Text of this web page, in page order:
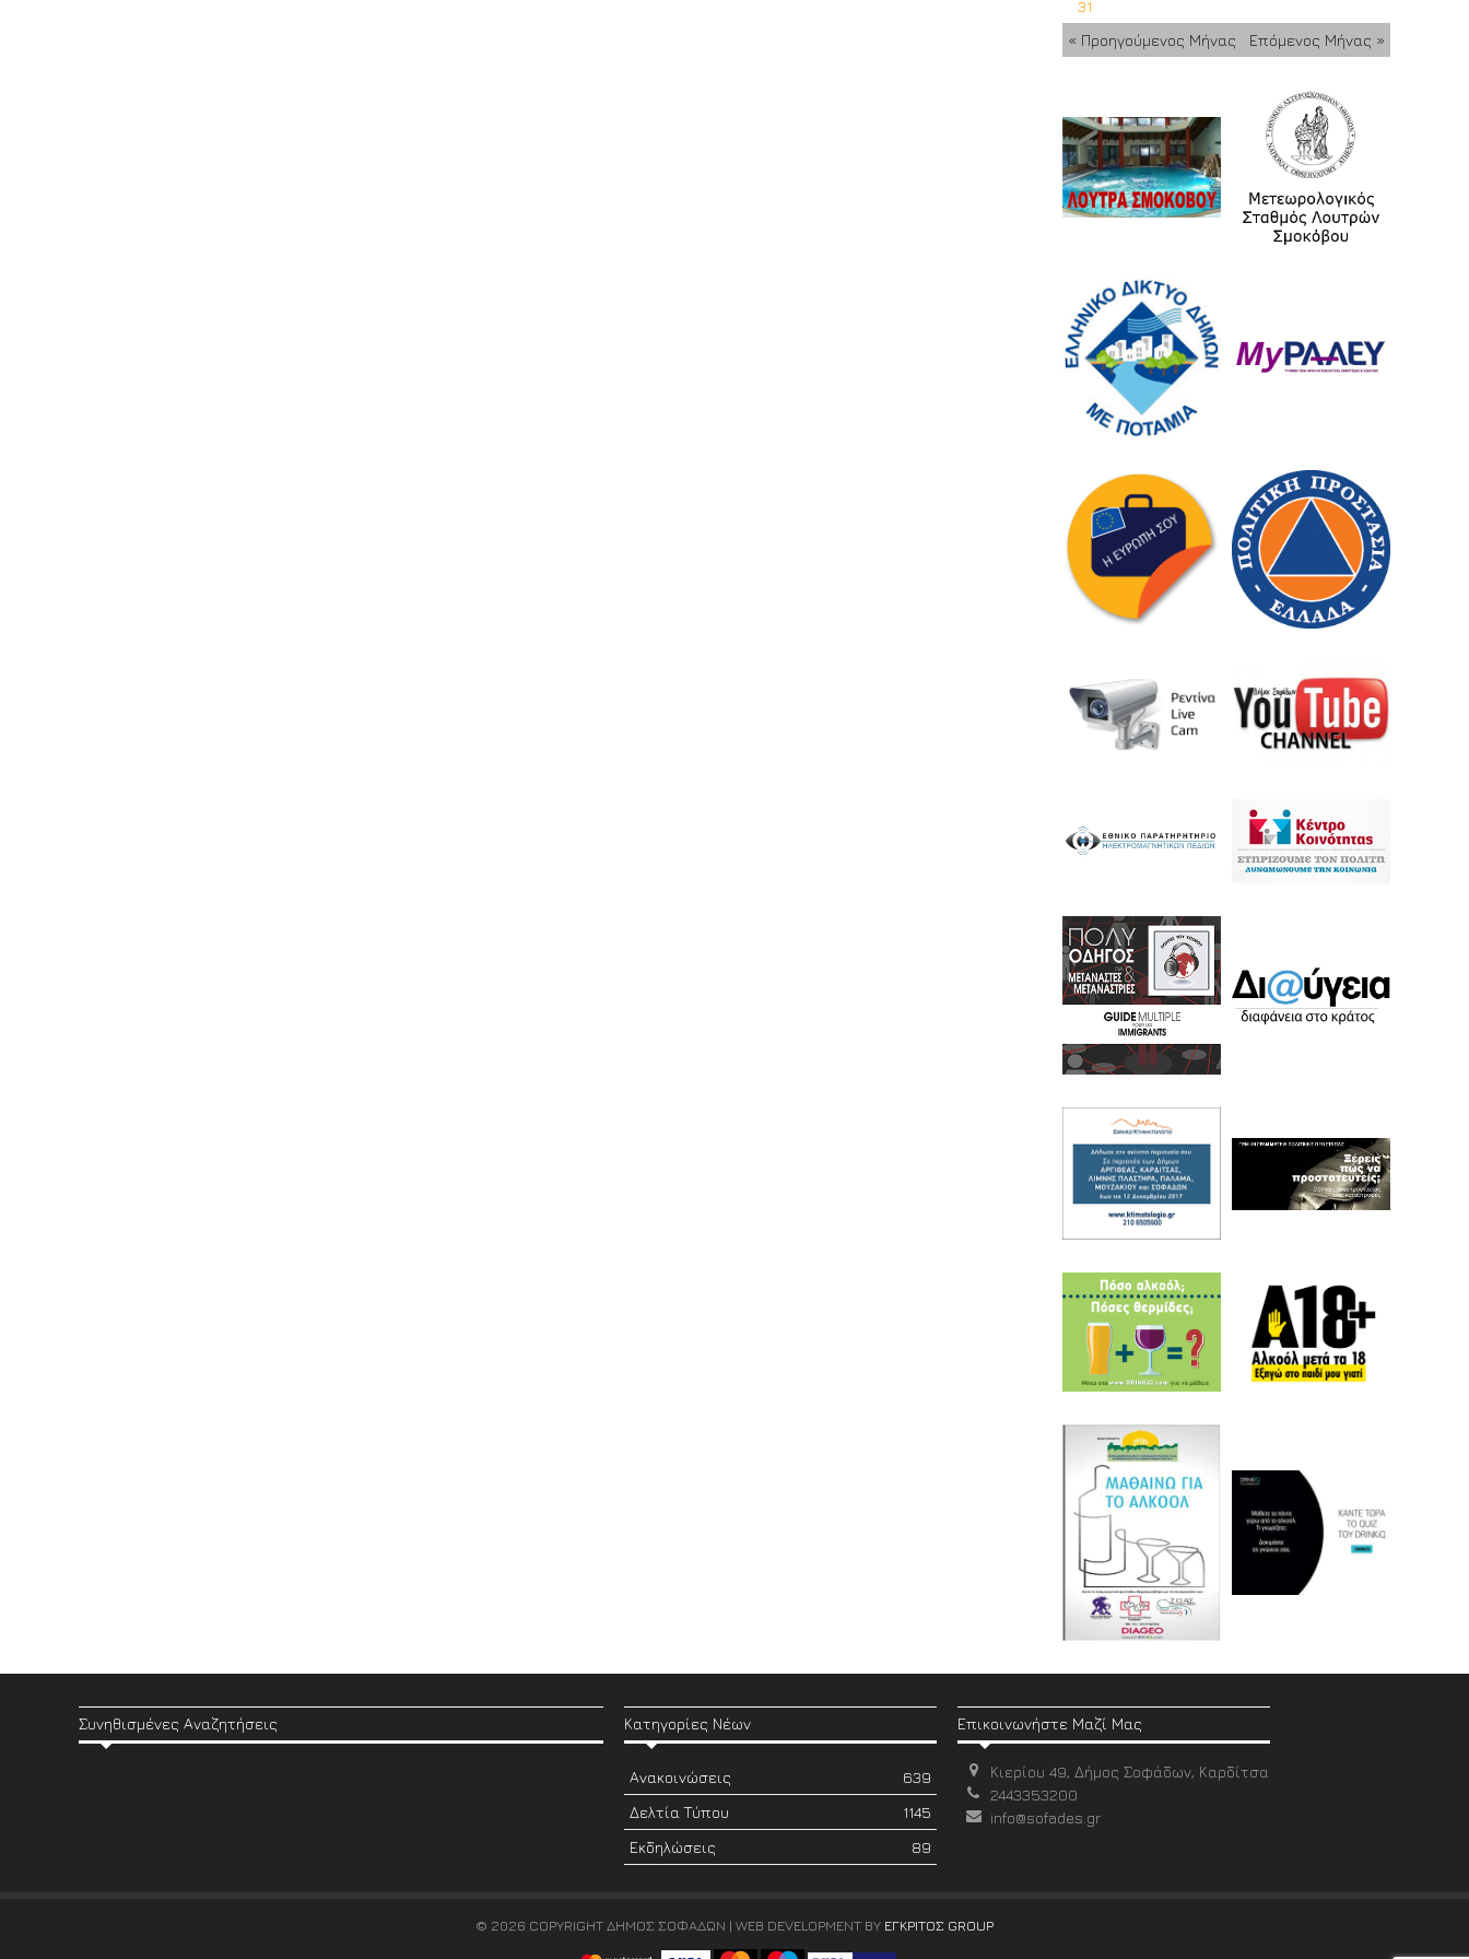
31
« Προηγούμενος Μήνας
Επόμενος Μήνας »
Συνηθισμένες Αναζητήσεις Κατηγορίες Νέων
Ανακοινώσεις
639
Δελτία Τύπου
1145
Εκδηλώσεις
89
Επικοινωνήστε Μαζί Μας
Κιερίου 49, Δήμος Σοφάδων, Καρδίτσα
2443353200
info@sofades.gr
© 2026 COPYRIGHT ΔΗΜΟΣ ΣΟΦΑΔΩΝ | WEB DEVELOPMENT BY ΕΓΚΡΙΤΟΣ GROUP